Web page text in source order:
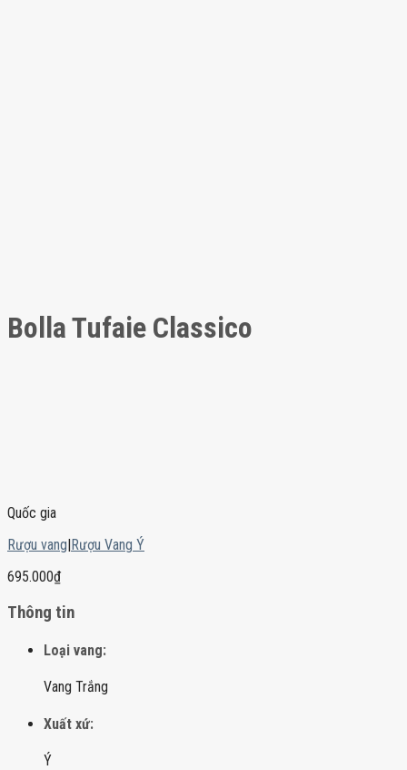
Bolla Tufaie Classico
Quốc gia
Rượu vang|Rượu Vang Ý
695.000₫
Thông tin
Loại vang:
Vang Trắng
Xuất xứ:
Ý